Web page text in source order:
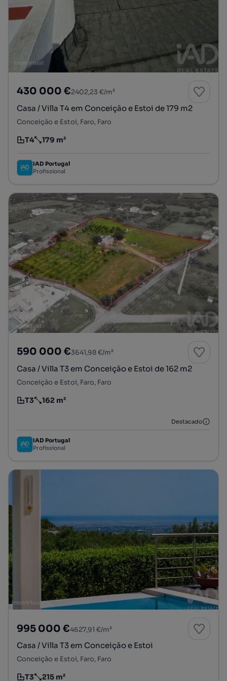
430 000 €2402,23 €/m²
Casa / Villa T4 em Conceição e Estoi de 179 m2
Conceição e Estoi, Faro, Faro
Tipologia
T4
Preço por metro quadrado
179 m²
IAD Portugal
Profissional
590 000 €3641,98 €/m²
Casa / Villa T3 em Conceição e Estoi de 162 m2
Conceição e Estoi, Faro, Faro
Tipologia
T3
Preço por metro quadrado
162 m²
Destacado
IAD Portugal
Profissional
995 000 €4627,91 €/m²
Casa / Villa T3 em Conceição e Estoi
Conceição e Estoi, Faro, Faro
T3 215 m²